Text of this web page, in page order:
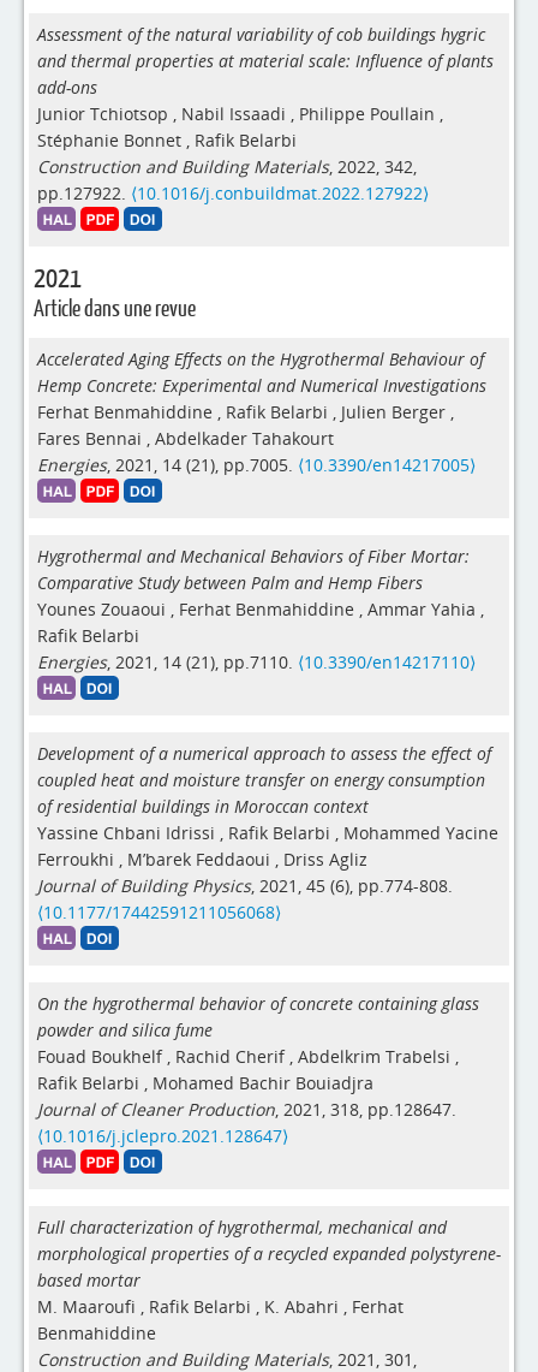
Assessment of the natural variability of cob buildings hygric
and thermal properties at material scale: Influence of plants
add-ons
Junior Tchiotsop , Nabil Issaadi , Philippe Poullain ,
Stéphanie Bonnet , Rafik Belarbi
Construction and Building Materials, 2022, 342,
pp.127922. ⟨10.1016/j.conbuildmat.2022.127922⟩
2021
Article dans une revue
Accelerated Aging Effects on the Hygrothermal Behaviour of
Hemp Concrete: Experimental and Numerical Investigations
Ferhat Benmahiddine , Rafik Belarbi , Julien Berger ,
Fares Bennai , Abdelkader Tahakourt
Energies, 2021, 14 (21), pp.7005. ⟨10.3390/en14217005⟩
Hygrothermal and Mechanical Behaviors of Fiber Mortar:
Comparative Study between Palm and Hemp Fibers
Younes Zouaoui , Ferhat Benmahiddine , Ammar Yahia ,
Rafik Belarbi
Energies, 2021, 14 (21), pp.7110. ⟨10.3390/en14217110⟩
Development of a numerical approach to assess the effect of
coupled heat and moisture transfer on energy consumption
of residential buildings in Moroccan context
Yassine Chbani Idrissi , Rafik Belarbi , Mohammed Yacine
Ferroukhi , M’barek Feddaoui , Driss Agliz
Journal of Building Physics, 2021, 45 (6), pp.774-808.
⟨10.1177/17442591211056068⟩
On the hygrothermal behavior of concrete containing glass
powder and silica fume
Fouad Boukhelf, Rachid Cherif, Abdelkrim Trabelsi ,
Rafik Belarbi , Mohamed Bachir Bouiadjra
Journal of Cleaner Production, 2021, 318, pp.128647.
⟨10.1016/j.jclepro.2021.128647⟩
Full characterization of hygrothermal, mechanical and
morphological properties of a recycled expanded polystyrene-
based mortar
M. Maaroufi , Rafik Belarbi , K. Abahri , Ferhat
Benmahiddine
Construction and Building Materials, 2021, 301,